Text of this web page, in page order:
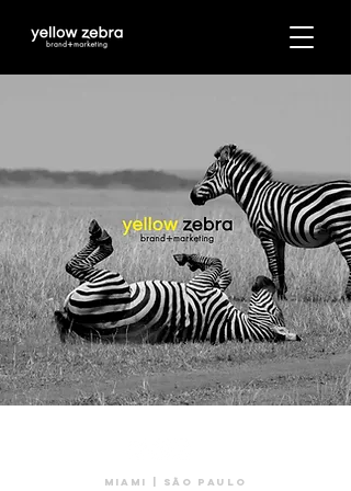
Miami | são Paulo